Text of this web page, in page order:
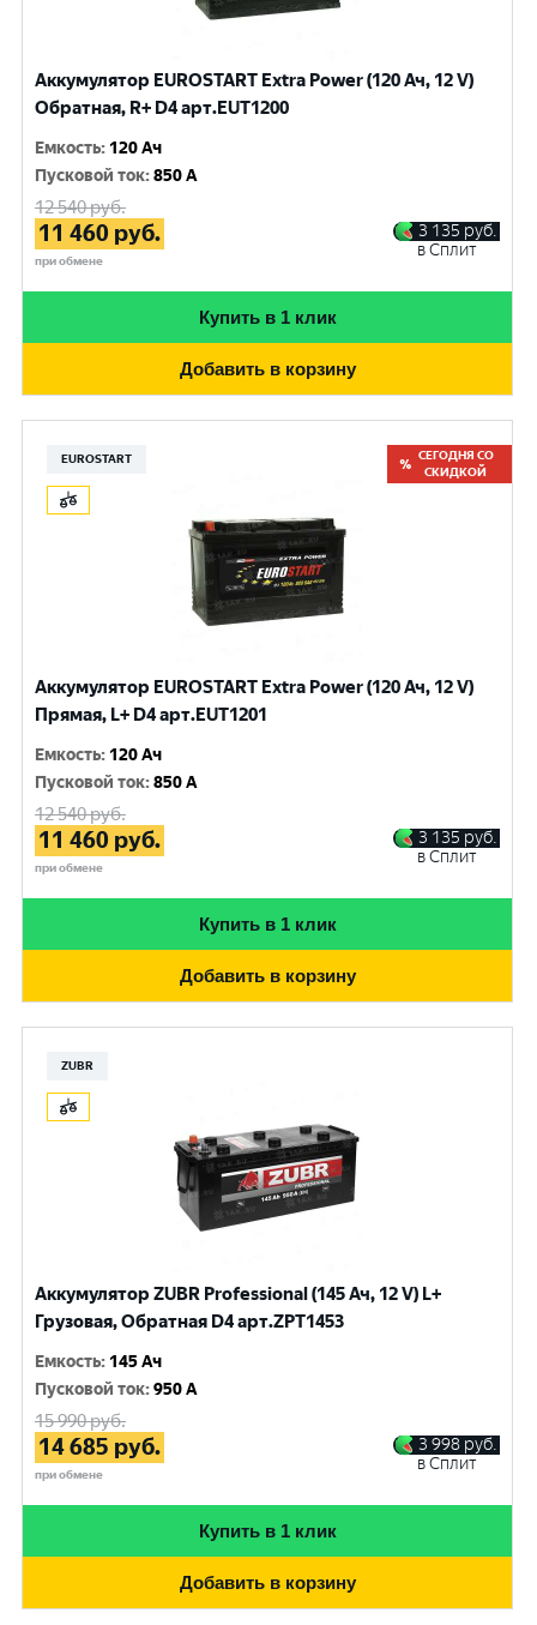
Аккумулятор EUROSTART Extra Power (120 Ач, 12 V)
Обратная, R+ D4 арт.EUT1200
Емкость: 120 Ач
Пусковой ток:850 A
12 540руб.
11 460 руб.
при обмене
3 135 руб.
в Сплит
Купить в 1 клик
Добавить в корзину
EUROSTART
СЕГОДНЯ СО
СКИДКОЙ
Аккумулятор EUROSTART Extra Power (120 Ач, 12 V)
Прямая, L+ D4 арт.EUT1201
Емкость: 120 Ач
Пусковой ток:850 A
12 540руб.
11 460 руб.
при обмене
3 135 руб.
в Сплит
Купить в 1 клик
Добавить в корзину
ZUBR
Аккумулятор ZUBR Professional (145 Ач, 12 V) L+
Грузовая, Обратная D4 арт.ZPT1453
Емкость: 145 Ач
Пусковой ток:950 A
15 990руб.
14 685 руб.
при обмене
3 998 руб.
в Сплит
Купить в 1 клик
Добавить в корзину